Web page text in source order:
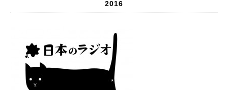
2016